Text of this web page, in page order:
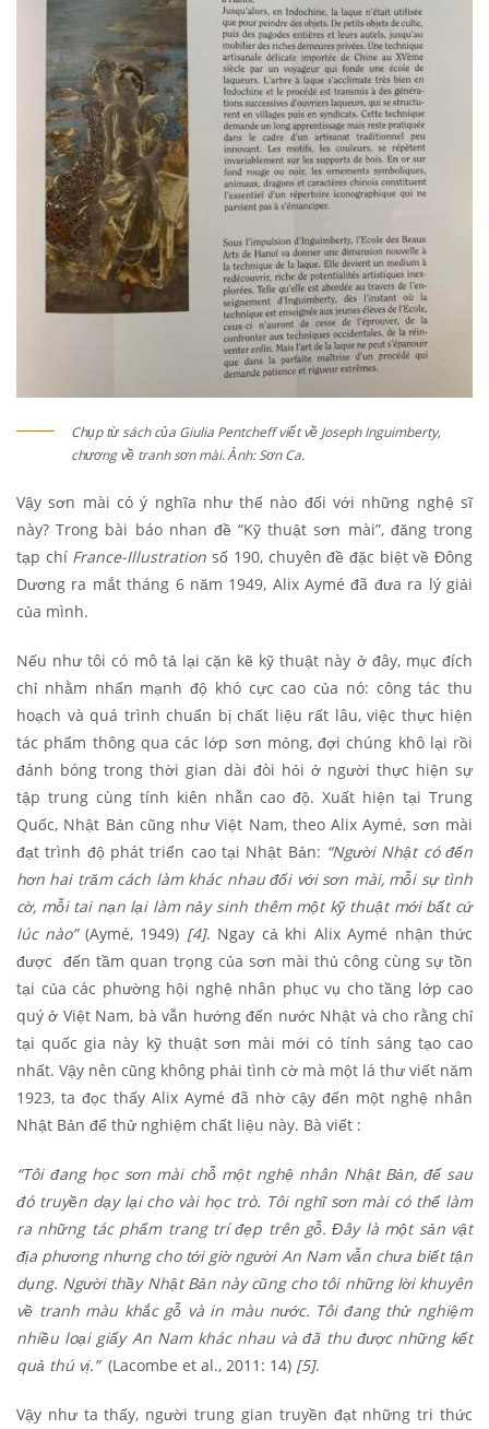
Chụp từ sách của Giulia Pentcheff viết về Joseph Inguimberty,
chương về tranh sơn mài. Ảnh: Sơn Ca.
Vậy sơn mài có ý nghĩa như thế nào đối với những nghệ sĩ
này? Trong bài báo nhan đề “Kỹ thuật sơn mài”, đăng trong
tạp chí France-Illustrationsố 190, chuyên đề đặc biệt về Đông
Dương ra mắt tháng 6 năm 1949, Alix Aymé đã đưa ra lý giải
của mình.
Nếu như tôi có mô tả lại cặn kẽ kỹ thuật này ở đây, mục đích
chỉ nhằm nhấn mạnh độ khó cực cao của nó: công tác thu
hoạch và quá trình chuẩn bị chất liệu rất lâu, việc thực hiện
tác phẩm thông qua các lớp sơn mỏng, đợi chúng khô lại rồi
đánh bóng trong thời gian dài đòi hỏi ở người thực hiện sự
tập trung cùng tính kiên nhẫn cao độ. Xuất hiện tại Trung
Quốc, Nhật Bản cũng như Việt Nam, theo Alix Aymé, sơn mài
đạt trình độ phát triển cao tại Nhật Bản: “Người Nhật có đến
hơn hai trăm cách làm khác nhau đối với sơn mài, mỗi sự tình
cờ, mỗi tai nạn lại làm nảy sinh thêm một kỹ thuật mới bất cứ
lúc nào”(Aymé, 1949) [4]. Ngay cả khi Alix Aymé nhận thức
được đến tầm quan trọng của sơn mài thủ công cùng sự tồn
tại của các phường hội nghệ nhân phục vụ cho tầng lớp cao
quý ở Việt Nam, bà vẫn hướng đến nước Nhật và cho rằng chỉ
tại quốc gia này kỹ thuật sơn mài mới có tính sáng tạo cao
nhất. Vậy nên cũng không phải tình cờ mà một lá thư viết năm
1923, ta đọc thấy Alix Aymé đã nhờ cậy đến một nghệ nhân
Nhật Bản để thử nghiệm chất liệu này. Bà viết :
“Tôi đang học sơn mài chỗ một nghệ nhân Nhật Bản, để sau
đó truyền dạy lại cho vài học trò. Tôi nghĩ sơn mài có thể làm
ra những tác phẩm trang trí đẹp trên gỗ. Đây là một sản vật
địa phương nhưng cho tới giờ người An Nam vẫn chưa biết tận
dụng. Người thầy Nhật Bản này cũng cho tôi những lời khuyên
về tranh màu khắc gỗ và in màu nước. Tôi đang thử nghiệm
nhiều loại giấy An Nam khác nhau và đã thu được những kết
quả thú vị.” (Lacombe et al., 2011: 14) [5].
Vậy như ta thấy, người trung gian truyền đạt những tri thức